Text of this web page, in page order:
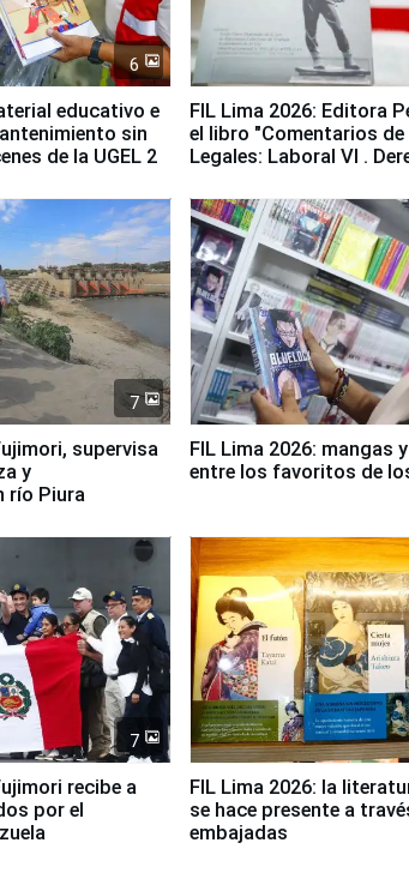
6
educativo e
sin
de la UGEL 2
FIL Lima 2026: Editora
el libro "Comentarios de
Legales: Laboral Vl .
7
supervisa
y
río Piura
FIL Lima 2026: mangas
entre los favoritos de
7
recibe a
por el
FIL Lima 2026: la
se hace presente a
embajadas